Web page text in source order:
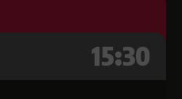
15:30